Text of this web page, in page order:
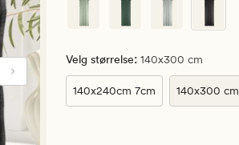
Velg størrelse: 140x300 cm
140x240cm 7cm 140x300 cm